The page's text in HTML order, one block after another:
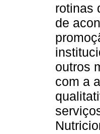
rotinas
de
outros
com a